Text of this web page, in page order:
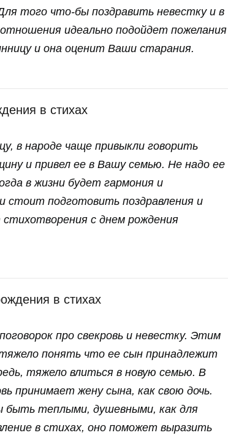
того что-бы поздравить невестку и в
идеально подойдет пожелания
и она оценит Ваши старания.
в стихах
в народе чаще привыкли говорить
и привел ее в Вашу семью. Не надо ее
в жизни будет гармония и
стоит подготовить поздравления и
с днем рождения
в стихах
про свекровь и невестку. Этим
понять что ее сын принадлежит
тяжело влиться в новую семью. В
принимает жену сына, как свою дочь.
быть теплыми, душевными, как для
в стихах, оно поможет выразить